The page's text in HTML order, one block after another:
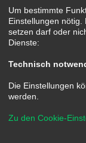
dich registrierst.
wenn du dich in
Um bestimmte
Einstellungen
setzen darf oder
Dienste:
Technisch
Die Einstellungen
werden.
Zu den Cookie-